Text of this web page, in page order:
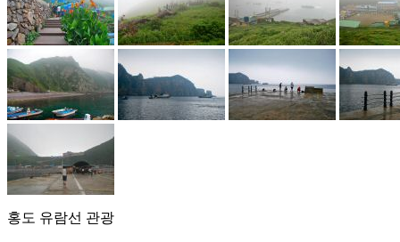
홍도 유람선 관광